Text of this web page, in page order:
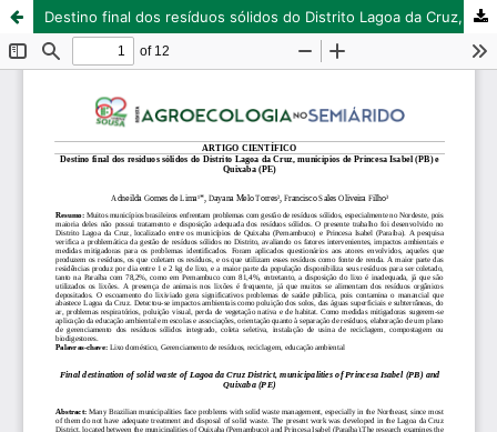
Destino final dos resíduos sólidos do Distrito Lagoa da Cruz, municípios de Princesa Isabel (PB) E Quixaba (PE)